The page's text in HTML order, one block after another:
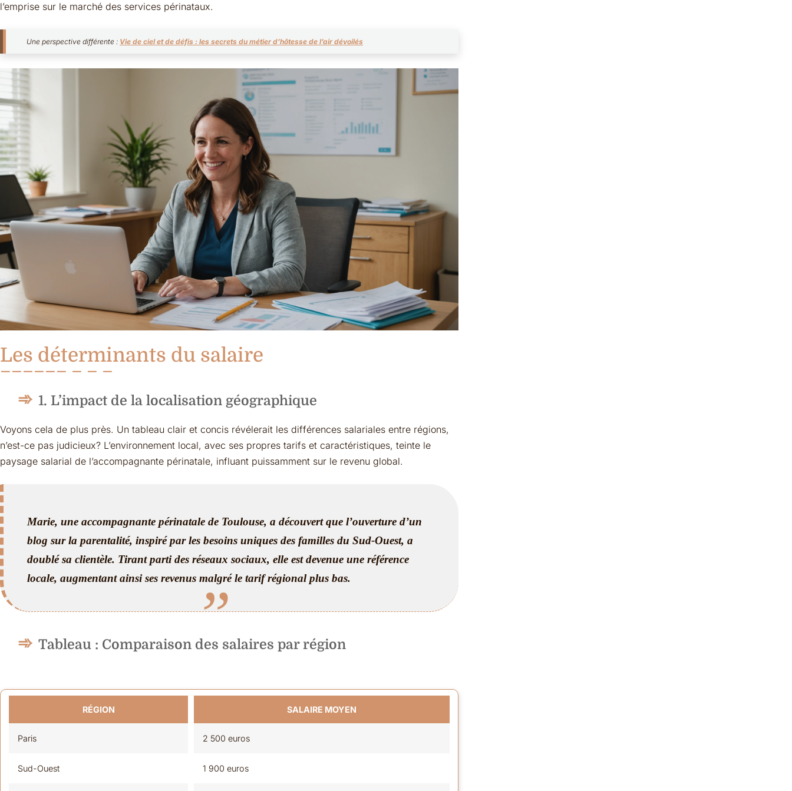
l’emprise sur le marché des services périnataux.
Une perspective différente : Vie de ciel et de défis : les secrets du métier d’hôtesse de l’air dévoilés
Les déterminants du salaire
1. L’impact de la localisation géographique
Voyons cela de plus près. Un tableau clair et concis révélerait les différences salariales entre régions,
n’est-ce pas judicieux? L’environnement local, avec ses propres tarifs et caractéristiques, teinte le
paysage salarial de l’accompagnante périnatale, influant puissamment sur le revenu global.
Marie, une accompagnante périnatale de Toulouse, a découvert que l’ouverture d’un
blog sur la parentalité, inspiré par les besoins uniques des familles du Sud-Ouest, a
doublé sa clientèle. Tirant parti des réseaux sociaux, elle est devenue une référence
locale, augmentant ainsi ses revenus malgré le tarif régional plus bas.
Tableau : Comparaison des salaires par région
RÉGION SALAIRE MOYEN
Paris 2 500 euros
Sud-Ouest 1 900 euros